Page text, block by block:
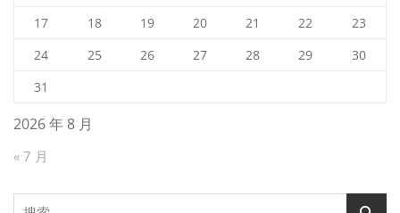
2026 年 8 月
17
18 19 20 21 22
23
24
25 26 27 28 29
30
31
« 7 月
搜